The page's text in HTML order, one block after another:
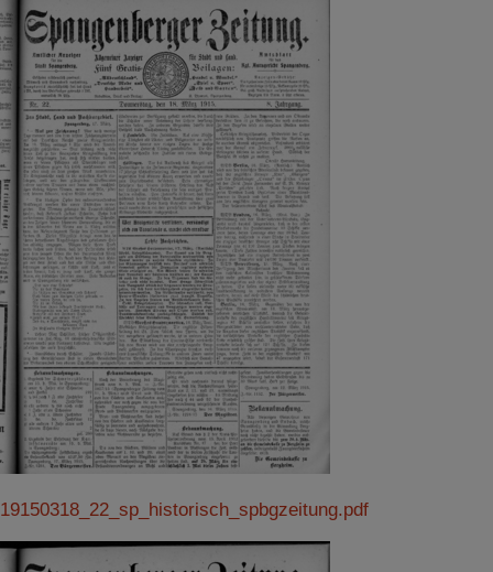
19150318_22_sp_historisch_spbgzeitung.pdf